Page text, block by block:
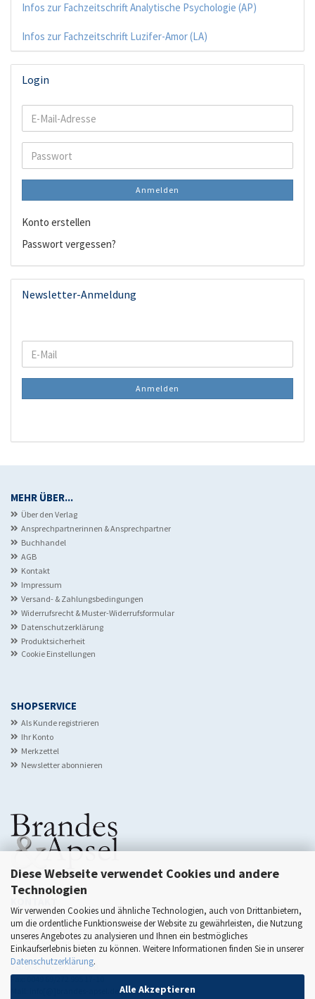
Diese Webseite verwendet Cookies und andere
Technologien
Wir verwenden Cookies und ähnliche Technologien, auch von Drittanbietern,
um die ordentliche Funktionsweise der Website zu gewährleisten, die Nutzung
unseres Angebotes zu analysieren und Ihnen ein bestmögliches
Einkaufserlebnis bieten zu können. Weitere Informationen finden Sie in unserer
Datenschutzerklärung.
Alle Akzeptieren
Infos zur Fachzeitschrift Analytische Psychologie (AP)
Infos zur Fachzeitschrift Luzifer-Amor (LA)
Login
E-
Mail-
Passwort
Anmelden
Konto erstellen
Passwort vergessen?
Newsletter-Anmeldung
WEITER
ZUR
NEWSLETTER-
E-
Mail
Anmelden
MEHR ÜBER...
Über den Verlag
Ansprechpartnerinnen & Ansprechpartner
Buchhandel
AGB
Kontakt
Impressum
Versand- & Zahlungsbedingungen
Widerrufsrecht & Muster-Widerrufsformular
Datenschutzerklärung
Produktsicherheit
Cookie Einstellungen
SHOPSERVICE
Als Kunde registrieren
Ihr Konto
Merkzettel
Newsletter abonnieren
Brandes & Apsel Verlag GmbH
Scheidswaldstr. 22
D-60385 Frankfurt am Main
Tel: 0049 69/272 995 17-0
Fax: 0049 69/272 995 17-10